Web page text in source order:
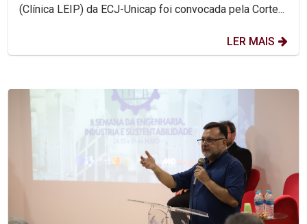
(Clínica LEIP) da ECJ-Unicap foi convocada pela Corte...
LER MAIS